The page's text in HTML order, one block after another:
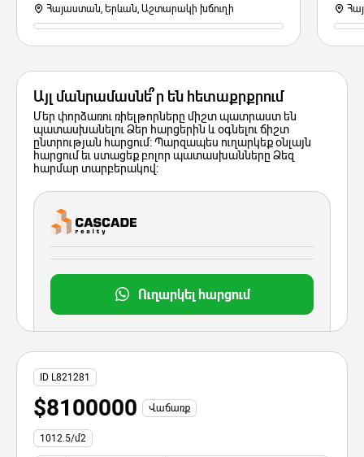
Հայաստան, Երևան, Աշտարակի խճուղի
Այլ մանրամասնե՞ր են հետաքրքրում
Մեր փորձառու ռիելթորները միշտ պատրաստ են
պատասխանելու Ձեր հարցերին և օգնելու ճիշտ
ընտրության հարցում: Պարզապես ուղարկեք օնլայն
հարցում եւ ստացեք բոլոր պատասխանները Ձեզ
հարմար տարբերակով:
Ուղարկել հարցում
ID L821281
$8100000 Վաճառք
1012.5/մ2